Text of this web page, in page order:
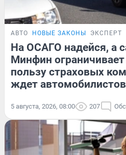
АВТО НОВЫЕ ЗАКОНЫ ЭКСПЕРТ
На ОСАГО надейся, а
Минфин
пользу страховых
ждет автомобилистов
5 августа, 2026, 08:00 207